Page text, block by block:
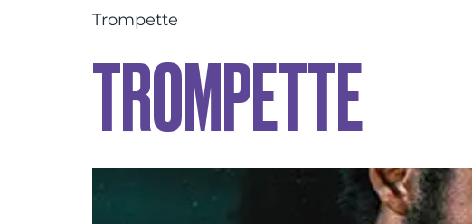
Trompette
TROMPETTE